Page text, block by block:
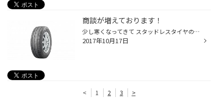
商談が増えております！
少し寒くなってきて スタッドレスタイヤの商談が増えてきております！ 早めの交換がおすすめです！ぜひこの機会にご来店ください！！
2017年10月17日
< 1 2 3 >